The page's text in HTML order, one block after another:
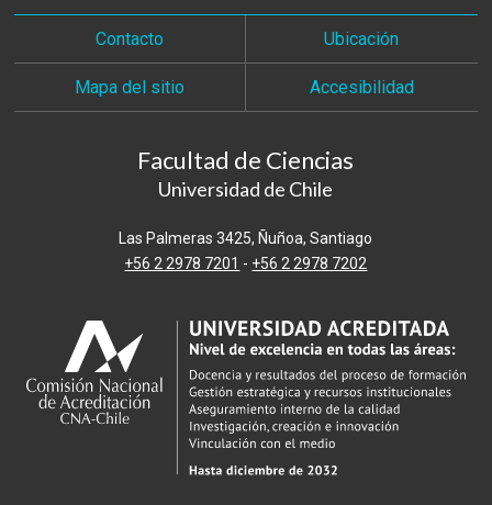
Contacto Ubicación
Mapa del sitio Accesibilidad
Facultad de Ciencias
Universidad de Chile
Las Palmeras 3425, Ñuñoa, Santiago
+56 2 2978 7201 - +56 2 2978 7202